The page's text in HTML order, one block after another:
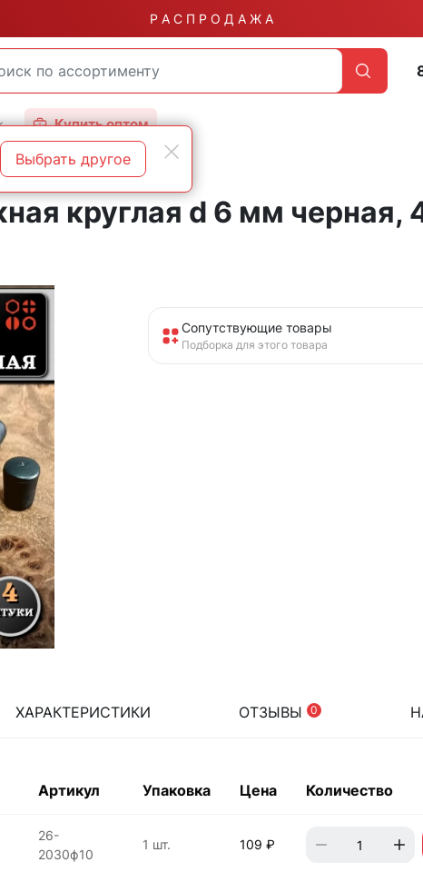
Р А С П Р О Д А Ж А
Купить оптом
круглая d 6 мм черная,
Сопутствующие товары
Подборка для этого товара
ХАРАКТЕРИСТИКИ ОТЗЫВЫ 0
Артикул Упаковка Цена Количество
26-
2030ф10
1 шт. 109 ₽
Выбрать другое